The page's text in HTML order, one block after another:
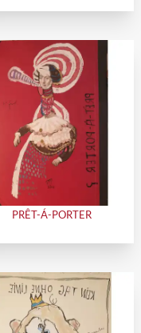
PRÊT-Á-PORTER